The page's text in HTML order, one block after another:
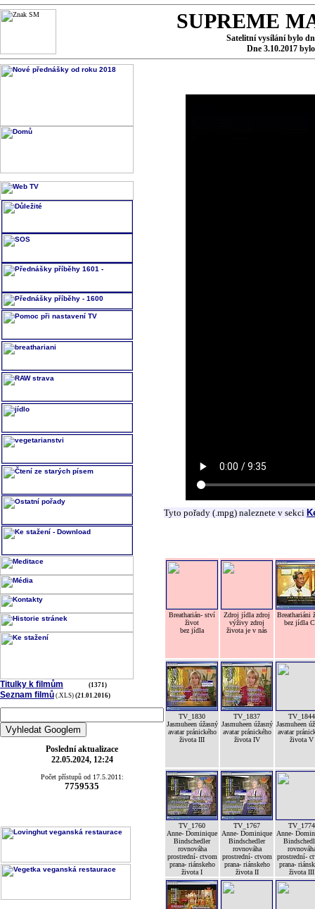
SUPREME
Satelitní vysílání bylo
Dne 3.10.2017
Titulky k filmům (1371)
Seznam filmů (.XLS) (21.01.2016)
Poslední aktualizace
22.05.2024, 12:24
Počet přístupů od 17.5.2011:
7759535
Tyto pořady (.mpg) naleznete v sekci
Breatharián- ství
život
bez jídla
Zdroj jídla zdroj
výživy zdroj
života je v nás
Breathariáni
bez jídla
TV_1830
Jasmuheen úžasný
avatar pránického
života III
TV_1837
Jasmuheen úžasný
avatar pránického
života IV
TV_1844
Jasmuheen
avatar
života V
TV_1760
Anne- Dominique
Bindschedler
rovnováha
prostrední- ctvom
prana- riánskeho
života I
TV_1767
Anne- Dominique
Bindschedler
rovnováha
prostrední- ctvom
prana- riánskeho
života II
TV_1774
Anne-
prostrední-
prana-
života III